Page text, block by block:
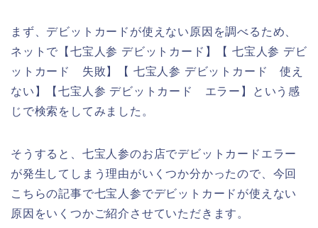
まず、デビットカードが使えない原因を調べるため、
ネットで【七宝人参 デビットカード】【 七宝人参 デビ
ットカード 失敗】【 七宝人参 デビットカード 使え
ない】【七宝人参 デビットカード エラー】という感
じで検索をしてみました。
そうすると、七宝人参のお店でデビットカードエラー
が発生してしまう理由がいくつか分かったので、今回
こちらの記事で七宝人参でデビットカードが使えない
原因をいくつかご紹介させていただきます。